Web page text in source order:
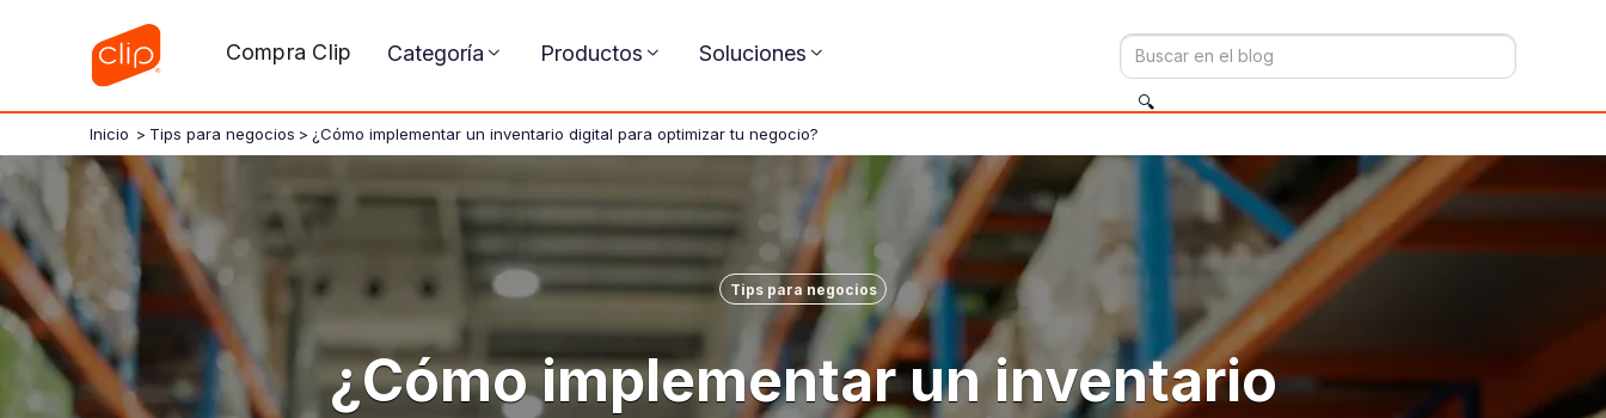
Compra Clip Categoría Productos Soluciones
Inicio > Tips para negocios > ¿Cómo implementar un inventario digital para optimizar tu negocio?
Tips para negocios
¿Cómo implementar un inventario